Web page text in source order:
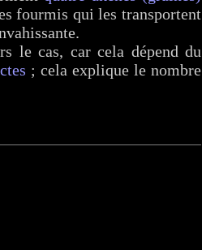
fourmis qui les transportent
le cas, car cela dépend du
; cela explique le nombre